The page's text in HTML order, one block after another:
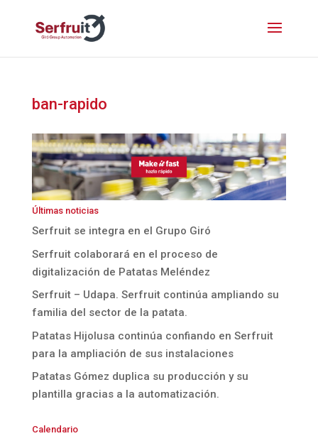
ban-rapido
Últimas noticias
Serfruit se integra en el Grupo Giró
Serfruit colaborará en el proceso de
digitalización de Patatas Meléndez
Serfruit – Udapa. Serfruit continúa ampliando su
familia del sector de la patata.
Patatas Hijolusa continúa confiando en Serfruit
para la ampliación de sus instalaciones
Patatas Gómez duplica su producción y su
plantilla gracias a la automatización.
Calendario